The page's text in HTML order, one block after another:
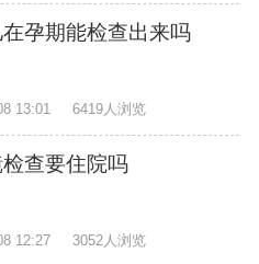
孕期能检查出来吗
13:01 6419人浏览
查要住院吗
12:27 3052人浏览